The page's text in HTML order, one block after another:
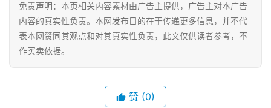
健
康
资
讯
免责声明：本页相关内容素材由广告主提供，广告主对本广告
内容的真实性负责。本网发布目的在于传递更多信息，并不代
表本网赞同其观点和对其真实性负责，此文仅供读者参考，不
作买卖依据。
赞 (0)